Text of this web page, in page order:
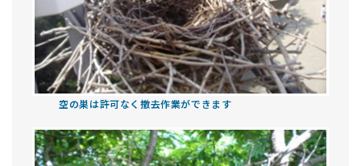
空の巣は許可なく撤去作業ができます